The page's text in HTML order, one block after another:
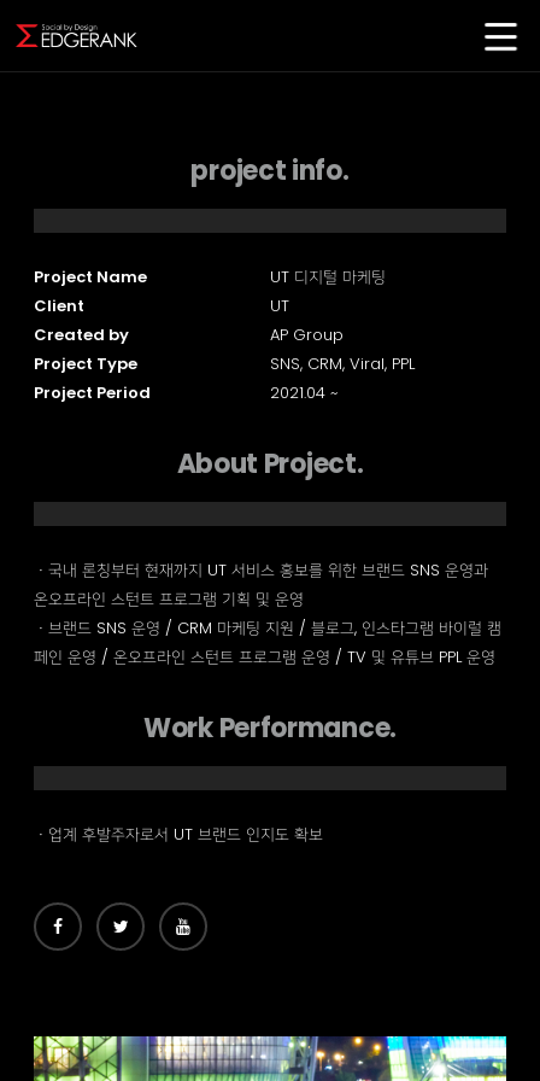
project info.
Project Name
UT 디지털 마케팅
Client
UT
Created by
AP Group
Project Type
SNS, CRM, Viral, PPL
Project Period
2021.04 ~
About Project.
ㆍ국내 론칭부터 현재까지 UT 서비스 홍보를 위한 브랜드 SNS 운영과
온오프라인 스턴트 프로그램 기획 및 운영
ㆍ브랜드 SNS 운영 / CRM 마케팅 지원 / 블로그, 인스타그램 바이럴 캠
페인 운영 / 온오프라인 스턴트 프로그램 운영 / TV 및 유튜브 PPL 운영
Work Performance.
ㆍ업계 후발주자로서 UT 브랜드 인지도 확보